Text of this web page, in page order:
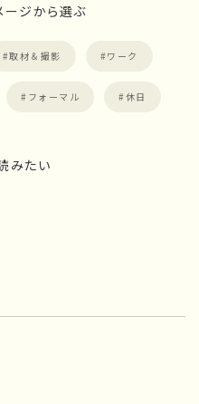
ージから選ぶ
取材＆撮影 ワーク
フォーマル 休日
みたい